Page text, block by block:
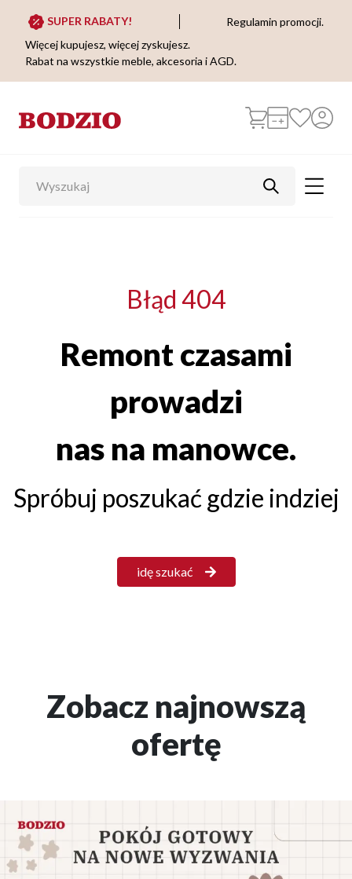
SUPER RABATY!
Regulamin promocji.
Więcej kupujesz, więcej zyskujesz.
Rabat na wszystkie meble, akcesoria i AGD.
Błąd 404
Remont czasami
prowadzi
nas na manowce.
Spróbuj poszukać gdzie indziej
idę szukać
Zobacz najnowszą
ofertę